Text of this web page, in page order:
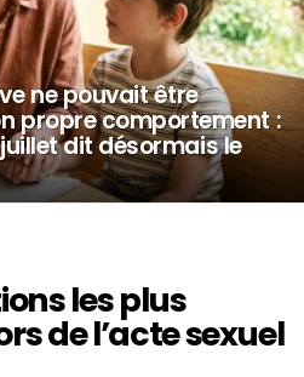
ne pouvait être
propre comportement :
dit désormais le
les plus
de l’acte sexuel